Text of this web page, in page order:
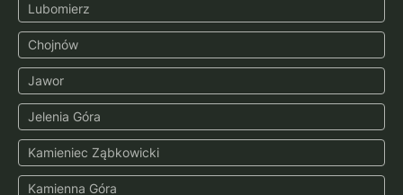
Lubomierz
Chojnów
Jawor
Jelenia Góra
Kamieniec Ząbkowicki
Kamienna Góra